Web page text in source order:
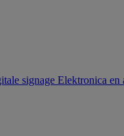
signage Elektronica en